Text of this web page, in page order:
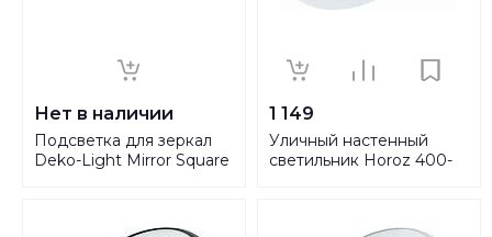
Нет в наличии
Подсветка для зеркал
Deko-Light Mirror Square
1 149
Уличный настенный
светильник Horoz 400-